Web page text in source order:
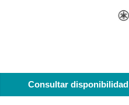
Consultar disponibilidad